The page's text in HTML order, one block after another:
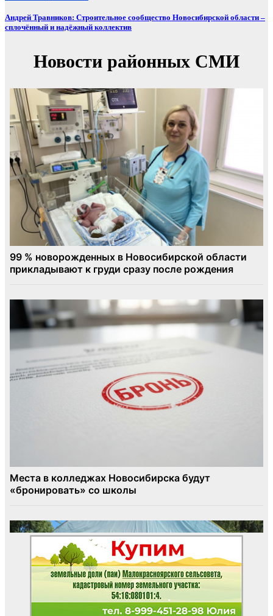
Андрей Травников: Строительное сообщество Новосибирской области –
сплочённый и надёжный коллектив